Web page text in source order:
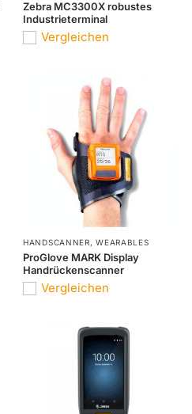
Zebra MC3300X robustes
Industrieterminal
Vergleichen
HANDSCANNER,WEARABLES
ProGlove MARK Display
Handrückenscanner
Vergleichen